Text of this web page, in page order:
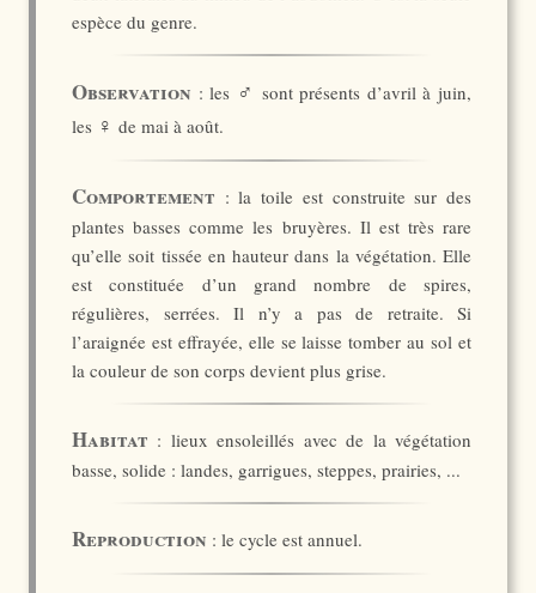
espèce du genre.
Observation : les ♂ sont présents d’avril à juin,
les ♀ de mai à août.
Comportement : la toile est construite sur des
plantes basses comme les bruyères. Il est très rare
qu’elle soit tissée en hauteur dans la végétation. Elle
est constituée d’un grand nombre de spires,
régulières, serrées. Il n’y a pas de retraite. Si
l’araignée est effrayée, elle se laisse tomber au sol et
la couleur de son corps devient plus grise.
Habitat : lieux ensoleillés avec de la végétation
basse, solide : landes, garrigues, steppes, prairies, ...
Reproduction : le cycle est annuel.